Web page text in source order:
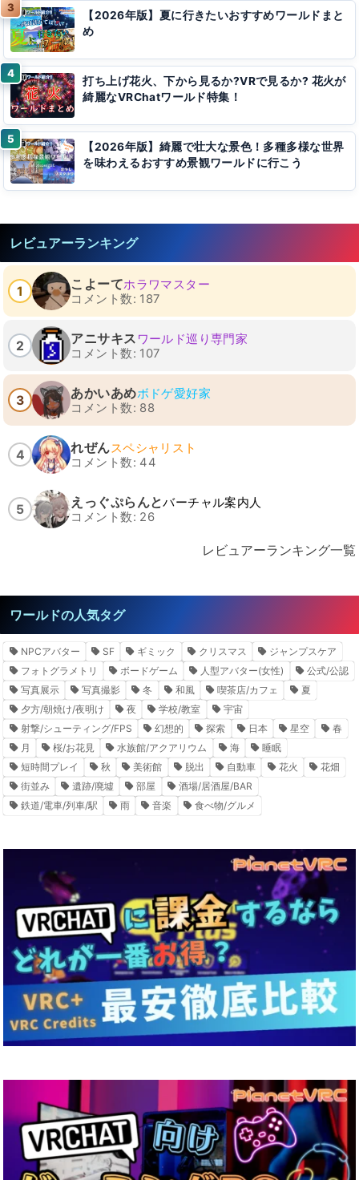
【2026年版】夏に行きたいおすすめワールドまと
め
打ち上げ花火、下から見るか?VRで見るか? 花火が
綺麗なVRChatワールド特集！
【2026年版】綺麗で壮大な景色！多種多様な世界
を味わえるおすすめ景観ワールドに行こう
レビュアーランキング
1 こよーてホラワマスター
コメント数: 187
2 アニサキス ワールド巡り専門家
コメント数: 107
3 あかいあめボドゲ愛好家
コメント数: 88
4 れぜんスペシャリスト
コメント数: 44
5 えっぐぷらんとバーチャル案内人
コメント数: 26
レビュアーランキング一覧
ワールドの人気タグ
NPCアバター SF ギミック クリスマス
ジャンプスケア
フォトグラメトリ
ボードゲーム 人型アバター(女性)
公式/公認
写真展示
写真撮影 冬 和風 喫茶店/カフェ
夏
夕方/朝焼け/夜明け
夜 学校/教室
宇宙
射撃/シューティング/FPS
幻想的 探索 日本 星空
春
月
桜/お花見 水族館/アクアリウム 海
睡眠
短時間プレイ
秋 美術館 脱出 自動車 花火
花畑
街並み
遺跡/廃墟 部屋
酒場/居酒屋/BAR
鉄道/電車/列車/駅
雨 音楽 食べ物/グルメ